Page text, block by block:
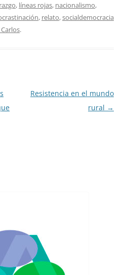
, líneas rojas, nacionalismo,
, relato,socialdemocracia
Carlos.
Resistencia en el mundo
rural →